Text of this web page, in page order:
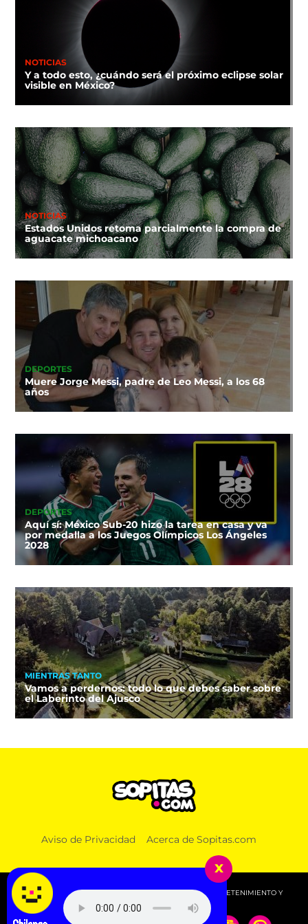
NOTICIAS
Y a todo esto, ¿cuándo será el próximo eclipse solar
visible en México?
NOTICIAS
Estados Unidos retoma parcialmente la compra de
aguacate michoacano
DEPORTES
Muere Jorge Messi, padre de Leo Messi, a los 68
años
DEPORTES
Aquí sí: México Sub-20 hizo la tarea en casa y va
por medalla a los Juegos Olímpicos Los Ángeles
2028
MIENTRAS TANTO
Vamos a perdernos: todo lo que debes saber sobre
el Laberinto del Ajusco
¿Sin vacaciones de verano? 5 actividades geniales
Aviso de Privacidad Acerca de Sopitas.com
© 2026 SOPITAS.COM - MÚSICA, NOTICIAS, DEPORTES, ENTRETENIMIENTO Y
MÁS!.
x